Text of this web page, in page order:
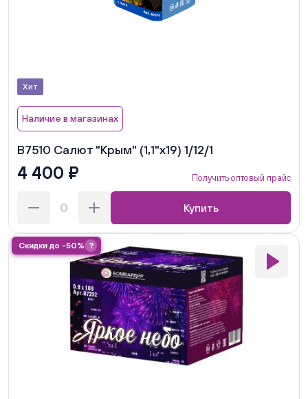
Хит
Наличие в магазинах
В7510 Салют "Крым" (1,1"х19) 1/12/1
4 400 ₽ Получить оптовый прайс
Купить
Скидки до -50% ?